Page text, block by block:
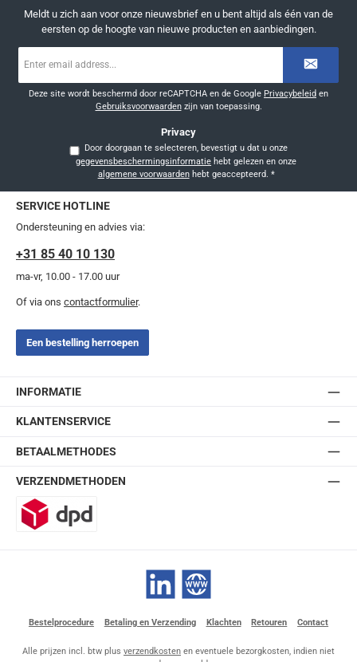
Meldt u zich aan voor onze nieuwsbrief en u bent altijd als één van de
eersten op de hoogte van nieuwe producten en aanbiedingen.
mailadres
Deze site wordt beschermd door reCAPTCHA en de Google Privacybeleid en
Gebruiksvoorwaardenzijn van toepassing.
Privacy
Door doorgaan te selecteren, bevestigt u dat u onze
gegevensbeschermingsinformatie
algemene voorwaardenhebt geaccepteerd. *
SERVICE HOTLINE
Ondersteuning en advies via:
+31 85 40 10 130
ma-vr, 10.00 - 17.00 uur
Of via ons contactformulier.
Een bestelling herroepen
INFORMATIE
KLANTENSERVICE
BETAALMETHODES
VERZENDMETHODEN
LinkedIn Website
Bestelprocedure Betaling en Verzending Klachten Retouren Contact
Alle prijzen incl. btw plus verzendkosten en eventuele bezorgkosten, indien niet